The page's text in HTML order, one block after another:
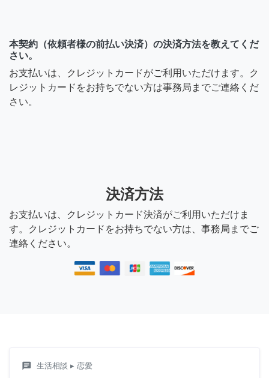
本契約（依頼者様の前払い決済）の決済方法を教えてくだ
さい。
お支払いは、クレジットカードがご利用いただけます。ク
レジットカードをお持ちでない方は事務局までご連絡くだ
さい。
決済方法
お支払いは、クレジットカード決済がご利用いただけま
す。クレジットカードをお持ちでない方は、事務局までご
連絡ください。
chat 生活相談 ▸ 恋愛